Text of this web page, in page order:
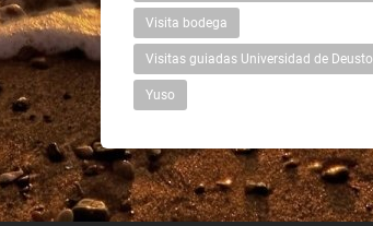
Visita bodega
Visitas guiadas Universidad de Deusto
Yuso